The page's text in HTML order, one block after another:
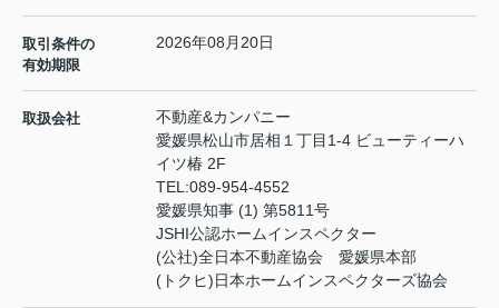
取引条件の
有効期限
2026年08月20日
取扱会社
不動産&カンパニー
愛媛県松山市居相１丁目1-4 ビューティーハ
イツ椿 2F
TEL:089-954-4552
愛媛県知事 (1) 第5811号
JSHI公認ホームインスペクター
(公社)全日本不動産協会 愛媛県本部
(トクヒ)日本ホームインスペクターズ協会